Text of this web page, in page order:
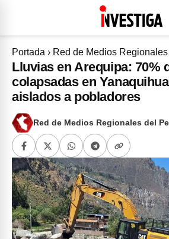
Portada › Red de Medios Regionales
Lluvias en Arequipa: 70%
colapsadas en
aislados a pobladores
Red de Medios Regionales del